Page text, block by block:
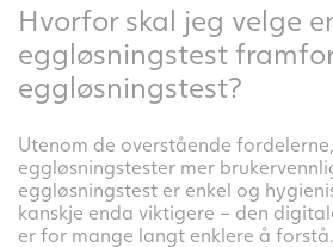
Hvorfor skal jeg velge
eggløsningstest
eggløsningstest?
Utenom de overstående
eggløsningstester mer
eggløsningstest er enkel og
kanskje enda viktigere – den
er for mange langt enklere å forstå.